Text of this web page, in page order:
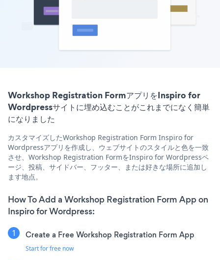
Workshop Registration FormアプリをInspiro for
Wordpressサイトに埋め込むことがこれまでになく簡単
になりました
カスタマイズしたWorkshop Registration Form Inspiro for
Wordpressアプリを作成し、ウェブサイトのスタイルと色を一致
させ、Workshop Registration FormをInspiro for Wordpressペ
ージ、投稿、サイドバー、フッター、または好きな場所に追加し
ます地点。
How To Add a Workshop Registration Form App on
Inspiro for Wordpress:
Create a Free Workshop Registration Form App
Start for free now